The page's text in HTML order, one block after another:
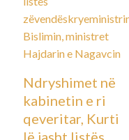
Ndryshimet në
kabinetin e ri
qeveritar, Kurti
lë jasht listës